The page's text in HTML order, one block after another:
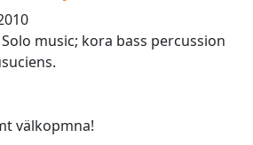
music; kora bass percussion
välkopmna!